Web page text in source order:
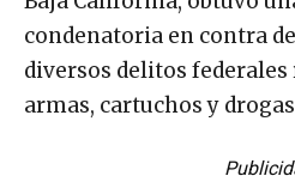
condenatoria en contra
diversos delitos
armas, cartuchos y